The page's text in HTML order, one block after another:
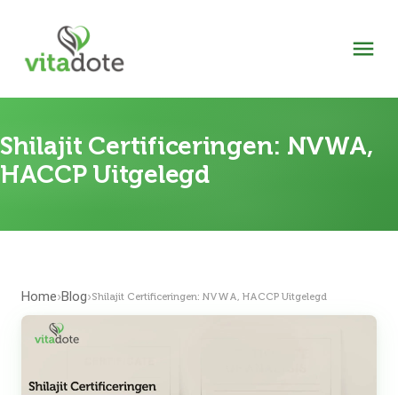
Shilajit Certificeringen: NVWA,
HACCP Uitgelegd
Home›Blog›Shilajit Certificeringen: NVWA, HACCP Uitgelegd